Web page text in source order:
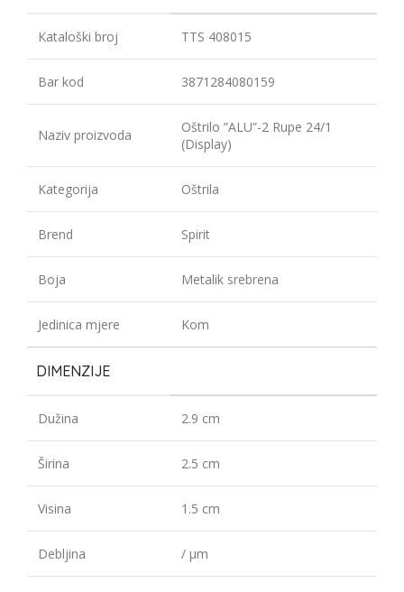
Kataloški broj TTS 408015
Bar kod 3871284080159
Naziv proizvoda
Oštrilo ”ALU”-2 Rupe 24/1
(Display)
Kategorija Oštrila
Brend Spirit
Boja Metalik srebrena
Jedinica mjere Kom
DIMENZIJE
Dužina 2.9 cm
Širina 2.5 cm
Visina 1.5 cm
Debljina / µm